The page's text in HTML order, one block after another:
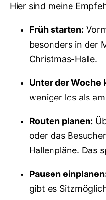
Hier sind meine
Früh starten:
besonders in der
Christmas-Halle.
Unter der Woche
weniger los als
Routen planen:
oder das
Hallenpläne. Das
Pausen einplanen:
gibt es